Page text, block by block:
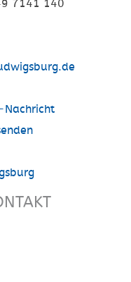
7141 140
Nachricht